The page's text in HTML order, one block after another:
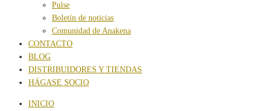
Pulse
Boletín de noticias
Comunidad de Anakena
CONTACTO
BLOG
DISTRIBUIDORES Y TIENDAS
HÁGASE SOCIO
INICIO